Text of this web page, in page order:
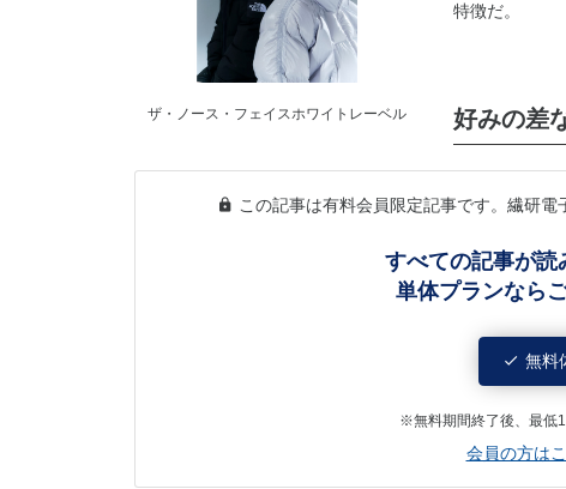
ザ・ノース・フェイスホワイトレーベル
特徴だ。
好みの差
この記事は有料会員限定記事です。繊研電
すべての記事が読
単体プランなら
無料
※無料期間終了後、最低1
会員の方は